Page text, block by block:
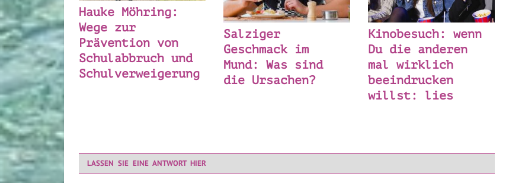
Hauke Möhring:
Wege zur
Prävention von
Schulabbruch und
Schulverweigerung
Salziger
Geschmack im
Mund: Was sind
die Ursachen?
Kinobesuch: wenn
Du die anderen
mal wirklich
beeindrucken
willst: lies
LASSEN SIE EINE ANTWORT HIER